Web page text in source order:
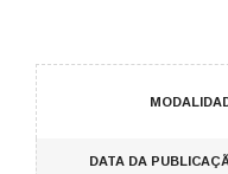
DATA DA